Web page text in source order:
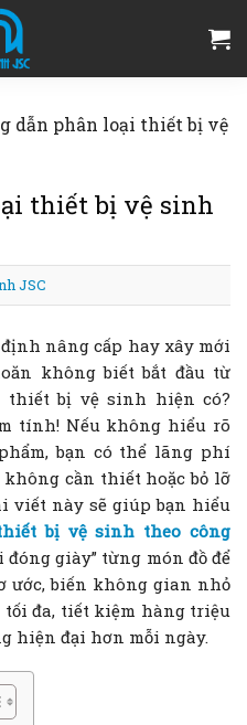
dẫn phân loại thiết bị vệ
thiết bị vệ sinh
JSC
nâng cấp hay xây mới
không biết bắt đầu từ
thiết bị vệ sinh hiện có?
tính! Nếu không hiểu rõ
bạn có thể lãng phí
cần thiết hoặc bỏ lỡ
viết này sẽ giúp bạn hiểu
bị vệ sinh theo công
giày” từng món đồ để
ước, biến không gian nhỏ
đa, tiết kiệm hàng triệu
hiện đại hơn mỗi ngày.